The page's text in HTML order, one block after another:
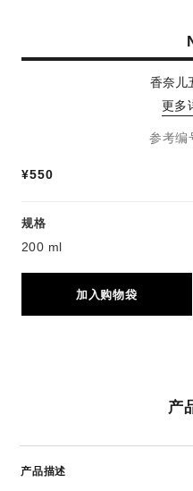
香奈儿
更多
参考编
¥550
规格
200 ml
加入购物袋
产
产品描述